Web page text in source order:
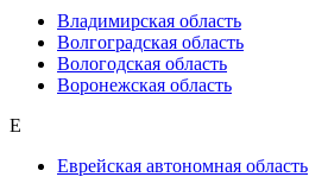
Владимирская область
Волгоградская область
Вологодская область
Воронежская область
Е
Еврейская автономная область